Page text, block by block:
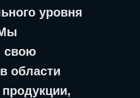
уровня
свою
области